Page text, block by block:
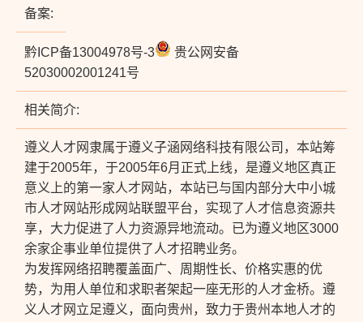
备案:
黔ICP备13004978号-3
贵公网安备
52030002001241号
相关简介:
遵义人才网隶属于遵义子涵网络科技有限公司，本站筹
建于2005年，于2005年6月正式上线，是遵义地区真正
意义上的第一家人才网站，本站已与国内部分大中小城
市人才网站形成网站联盟平台，实现了人才信息资源共
享，大力促进了人力资源异地流动。已为遵义地区3000
余家企事业单位提供了人才招聘业务。
为发挥网络招聘覆盖面广、周期性长、价格实惠的优
势，为用人单位和求职者架起一座无形的人才金桥。遵
义人才网立足遵义，面向贵州，致力于贵州本地人才的